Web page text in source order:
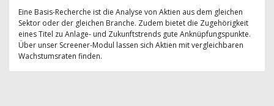
Eine Basis-Recherche ist die Analyse von Aktien aus dem gleichen
Sektor oder der gleichen Branche. Zudem bietet die Zugehörigkeit
eines Titel zu Anlage- und Zukunftstrends gute Anknüpfungspunkte.
Über unser Screener-Modul lassen sich Aktien mit vergleichbaren
Wachstumsraten finden.